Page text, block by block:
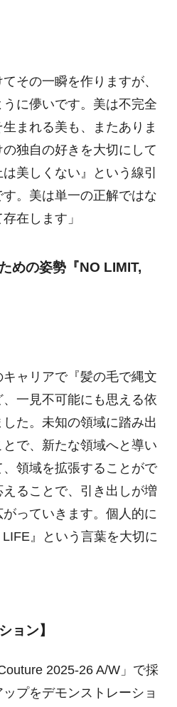
その一瞬を作りますが、
に儚いです。美は不完全
まれる美も、またありま
独自の好きを大切にして
美しくない』という線引
。美は単一の正解ではな
在します」
めの姿勢『NO LIMIT,
ャリアで『髪の毛で縄文
一見不可能にも思える依
た。未知の領域に踏み出
で、新たな領域へと導い
領域を拡張することがで
ることで、引き出しが増
っていきます。個人的に
』という言葉を大切に
ョン】
2025-26 A/W」で採
プをデモンストレーショ